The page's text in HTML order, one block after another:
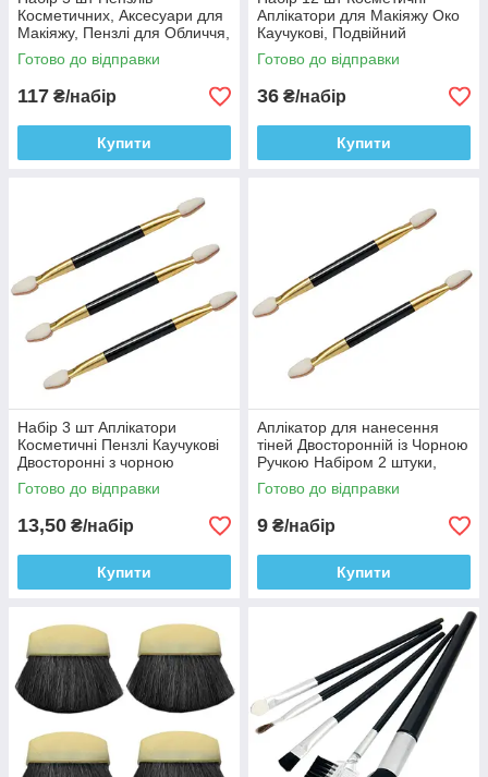
Косметичних, Аксесуари для
Макіяжу, Пензлі для Обличчя,
для тіней
Готово до відправки
117 ₴/набір
Купити
Аплікатори для Макіяжу Око
Каучукові, Подвійний
Аплікатор Косметика
Готово до відправки
36 ₴/набір
Купити
Набір 3 шт Аплікатори
Косметичні Пензлі Каучукові
Двосторонні з чорною
Ручкою, Аксесуари для
Макіяжу
Готово до відправки
13,50 ₴/набір
Купити
Аплікатор для нанесення
тіней Двосторонній із Чорною
Ручкою Набіром 2 штуки,
Аксесуари для макіяжу
Готово до відправки
9 ₴/набір
Купити